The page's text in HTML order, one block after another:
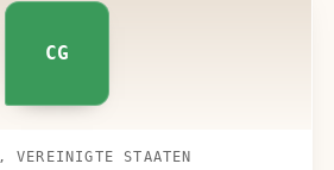
CG
VEREINIGTE STAATEN